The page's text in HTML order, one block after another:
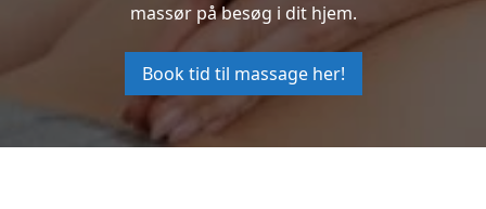
massør på besøg i dit hjem.
Book tid til massage her!